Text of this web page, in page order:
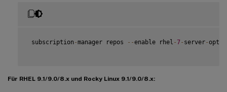
subscription -manager repos --enable rhel - 7- server-
Für RHEL 9.1/9.0/8.x und Rocky Linux 9.1/9.0/8.x: